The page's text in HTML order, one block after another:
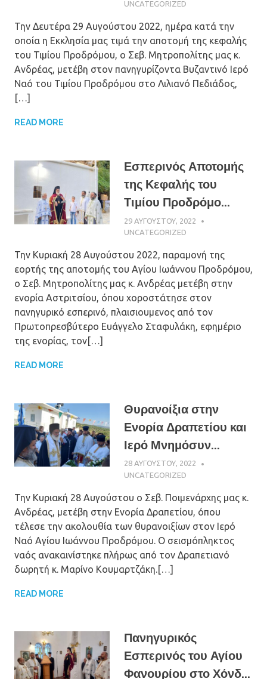
UNCATEGORIZED
Την Δευτέρα 29 Αυγούστου 2022, ημέρα κατά την
οποία η Εκκλησία μας τιμά την αποτομή της κεφαλής
του Τιμίου Προδρόμου, ο Σεβ. Μητροπολίτης μας κ.
Ανδρέας, μετέβη στον πανηγυρίζοντα Βυζαντινό Ιερό
Ναό του Τιμίου Προδρόμου στο Λιλιανό Πεδιάδος,
[…]
READ MORE
Εσπερινός Αποτομής
της Κεφαλής του
Τιμίου Προδρόμο...
29 ΑΥΓΟΎΣΤΟΥ, 2022
UNCATEGORIZED
Την Κυριακή 28 Αυγούστου 2022, παραμονή της
εορτής της αποτομής του Αγίου Ιωάννου Προδρόμου,
ο Σεβ. Μητροπολίτης μας κ. Ανδρέας μετέβη στην
ενορία Αστριτσίου, όπου χοροστάτησε στον
πανηγυρικό εσπερινό, πλαισιουμενος από τον
Πρωτοπρεσβύτερο Ευάγγελο Σταφυλάκη, εφημέριο
της ενορίας, τον[…]
READ MORE
Θυρανοίξια στην
Ενορία Δραπετίου και
Ιερό Μνημόσυν...
28 ΑΥΓΟΎΣΤΟΥ, 2022
UNCATEGORIZED
Την Κυριακή 28 Αυγούστου ο Σεβ. Ποιμενάρχης μας κ.
Ανδρέας, μετέβη στην Ενορία Δραπετίου, όπου
τέλεσε την ακολουθία των θυρανοιξίων στον Ιερό
Ναό Αγίου Ιωάννου Προδρόμου. Ο σεισμόπληκτος
ναός ανακαινίστηκε πλήρως από τον Δραπετιανό
δωρητή κ. Μαρίνο Κουμαρτζάκη.[…]
READ MORE
Πανηγυρικός
Εσπερινός του Αγίου
Φανουρίου στο Χόνδ...